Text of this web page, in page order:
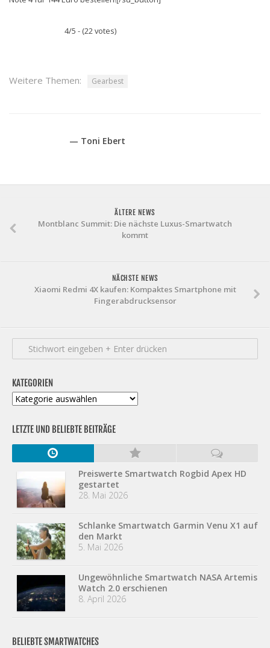
4/5 - (22 votes)
Weitere Themen: Gearbest
— Toni Ebert
ÄLTERE NEWS
Montblanc Summit: Die nächste Luxus-Smartwatch
kommt
NÄCHSTE NEWS
Xiaomi Redmi 4X kaufen: Kompaktes Smartphone mit
Fingerabdrucksensor
KATEGORIEN
Kategorien
LETZTE UND BELIEBTE BEITRÄGE
Preiswerte Smartwatch Rogbid Apex HD
gestartet
28. Mai 2026
Schlanke Smartwatch Garmin Venu X1 auf
den Markt
5. Mai 2026
Ungewöhnliche Smartwatch NASA Artemis
Watch 2.0 erschienen
8. April 2026
BELIEBTE SMARTWATCHES